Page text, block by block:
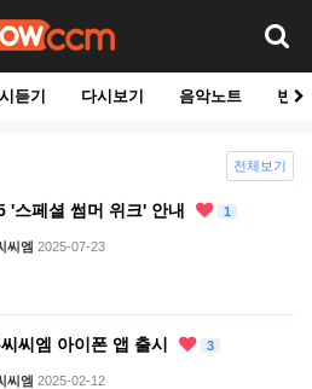
듣기 다시보기 음악노트 빈
'스페셜 썸머 위크' 안내 1
씨엠 2025-07-23
씨엠 아이폰 앱 출시 3
씨엠 2025-02-12
전체보기